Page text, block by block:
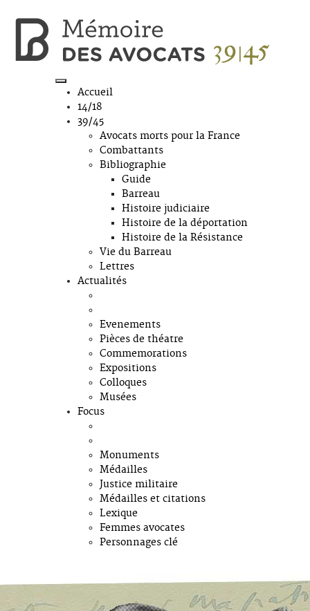
Accueil
14/18
39/45
Avocats morts pour la France
Combattants
Bibliographie
Guide
Barreau
Histoire judiciaire
Histoire de la déportation
Histoire de la Résistance
Vie du Barreau
Lettres
Actualités
Evenements
Pièces de théatre
Commemorations
Expositions
Colloques
Musées
Focus
Monuments
Médailles
Justice militaire
Médailles et citations
Lexique
Femmes avocates
Personnages clé